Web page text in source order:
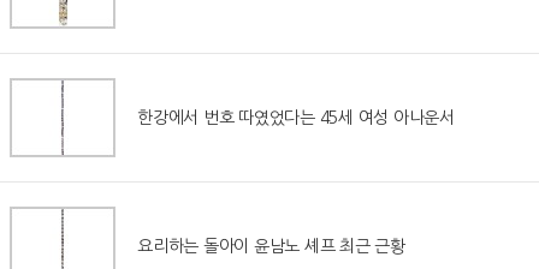
한강에서 번호 따였었다는 45세 여성 아나운서
요리하는 돌아이 윤남노 셰프 최근 근황